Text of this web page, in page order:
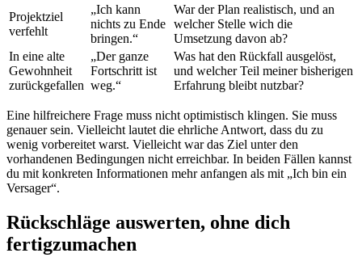
Projektziel
verfehlt
„Ich kann
nichts zu Ende
bringen.“
War der Plan realistisch, und an
welcher Stelle wich die
Umsetzung davon ab?
In eine alte
Gewohnheit
zurückgefallen
„Der ganze
Fortschritt ist
weg.“
Was hat den Rückfall ausgelöst,
und welcher Teil meiner bisherigen
Erfahrung bleibt nutzbar?
Eine hilfreichere Frage muss nicht optimistisch klingen. Sie muss
genauer sein. Vielleicht lautet die ehrliche Antwort, dass du zu
wenig vorbereitet warst. Vielleicht war das Ziel unter den
vorhandenen Bedingungen nicht erreichbar. In beiden Fällen kannst
du mit konkreten Informationen mehr anfangen als mit „Ich bin ein
Versager“.
Rückschläge auswerten, ohne dich
fertigzumachen